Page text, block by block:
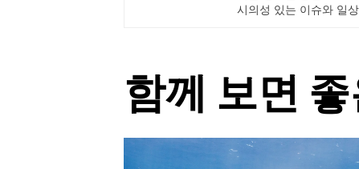
시의성 있는 이슈와 일
함께 보면